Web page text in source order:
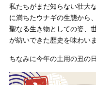
私たちがまだ知らない壮大
に満ちたウナギの生態から
聖なる生き物としての姿、
が紡いできた歴史を味わい
ちなみに今年の土用の丑の